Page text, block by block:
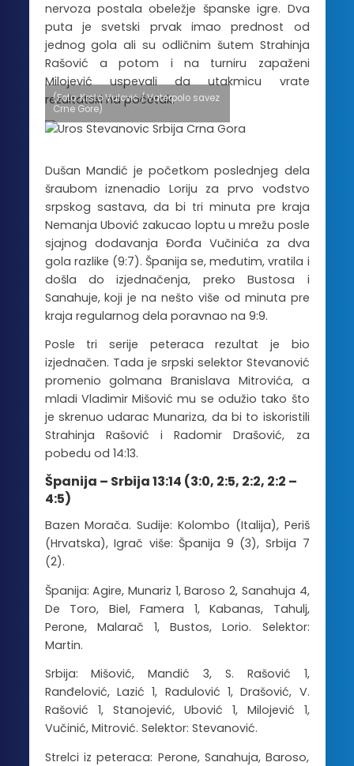
nervoza postala obeležje španske igre. Dva
puta je svetski prvak imao prednost od
jednog gola ali su odličnim šutem Strahinja
Rašović a potom i na turniru zapaženi
Milojević uspevali da utakmicu vrate
rezultatski na početak.
(Foto: Krsto Vulović / Vaterpolo savez
Crne Gore)
Dušan Mandić je početkom poslednjeg dela
šraubom iznenadio Loriju za prvo vođstvo
srpskog sastava, da bi tri minuta pre kraja
Nemanja Ubović zakucao loptu u mrežu posle
sjajnog dodavanja Đorđa Vučinića za dva
gola razlike (9:7). Španija se, međutim, vratila i
došla do izjednačenja, preko Bustosa i
Sanahuje, koji je na nešto više od minuta pre
kraja regularnog dela poravnao na 9:9.
Posle tri serije peteraca rezultat je bio
izjednačen. Tada je srpski selektor Stevanović
promenio golmana Branislava Mitrovića, a
mladi Vladimir Mišović mu se odužio tako što
je skrenuo udarac Munariza, da bi to iskoristili
Strahinja Rašović i Radomir Drašović, za
pobedu od 14:13.
Španija – Srbija 13:14 (3:0, 2:5, 2:2, 2:2 –
4:5)
Bazen Morača. Sudije: Kolombo (Italija), Periš
(Hrvatska), Igrač više: Španija 9 (3), Srbija 7
(2).
Španija: Agire, Munariz 1, Baroso 2, Sanahuja 4,
De Toro, Biel, Famera 1, Kabanas, Tahulj,
Perone, Malarač 1, Bustos, Lorio. Selektor:
Martin.
Srbija: Mišović, Mandić 3, S. Rašović 1,
Ranđelović, Lazić 1, Radulović 1, Drašović, V.
Rašović 1, Stanojević, Ubović 1, Milojević 1,
Vučinić, Mitrović. Selektor: Stevanović.
Strelci iz peteraca: Perone, Sanahuja, Baroso,